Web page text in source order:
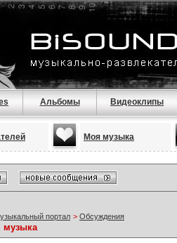
Альбомы Видеоклипы
Моя музыка
портал > Обсуждения
музыка